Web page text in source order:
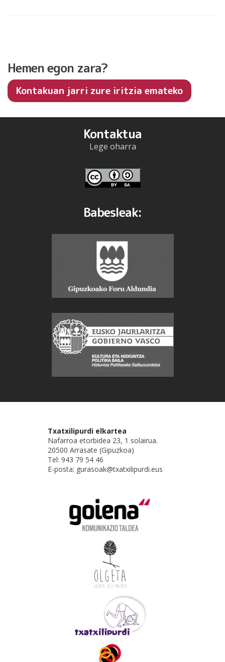
Hemen egon zara?
Kontakuan jarri zure iritzia emateko
Kontaktua
Lege oharra
Babesleak:
Txatxilipurdi elkartea
Nafarroa etorbidea 23, 1 solairua.
20500 Arrasate (Gipuzkoa)
Tel: 943 79 54 46
E-posta: gurasoak@txatxilipurdi.eus